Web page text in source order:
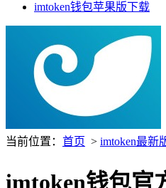
imtoken钱包苹果版下载
当前位置： 首页 > imtoken最新
imtoken钱包官